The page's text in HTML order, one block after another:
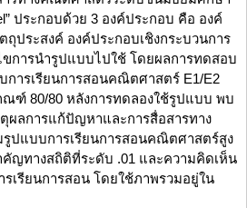
ประกอบด้วย 3 องค์ประกอบ คือ องค์
ถุประสงค์ องค์ประกอบเชิงกระบวนการ
ขการนำรูปแบบไปใช้ โดยผลการทดสอบ
ารเรียนการสอนคณิตศาสตร์ E1/E2
ณฑ์ 80/80 หลังการทดลองใช้รูปแบบ พบ
ผลการแก้ปัญหาและการสื่อสารทาง
ปแบบการเรียนการสอนคณิตศาสตร์สูง
คัญทางสถิติที่ระดับ .01 และความคิดเห็น
เรียนการสอน โดยใช้ภาพรวมอยู่ใน